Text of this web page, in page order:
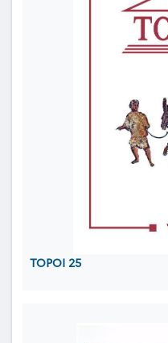
TOPOI 25